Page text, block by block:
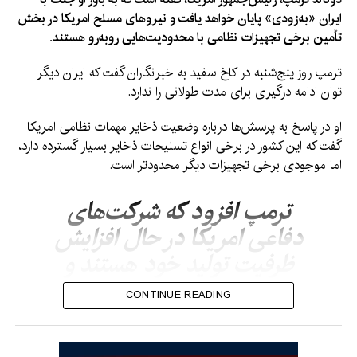
ایران «به‌زودی» پایان خواهد یافت و نیروهای مسلح امریکا در بخش
تأمین برخی تجهیزات نظامی با محدودیت‌هایی روبه‌رو هستند.
ترمپ روز پنج‌شنبه در کاخ سفید به خبرنگاران گفت که ایران دیگر
توان ادامه درگیری برای مدت طولانی را ندارد.
او در پاسخ به پرسش‌ها درباره وضعیت ذخایر مهمات نظامی امریکا
گفت که این کشور در برخی انواع تسلیحات ذخایر بسیار گسترده دارد،
اما موجودی برخی تجهیزات دیگر محدودتر است.
ترمپ افزود که شرکت‌های
دفاعی امریکا در حال افزایش
کارخانه‌های جدید برای تولید
سیستم‌های دفاعی، از جمله
موشک‌های پاتریوت و
CONTINUE READING